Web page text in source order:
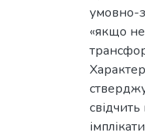
умовно-
«якщо